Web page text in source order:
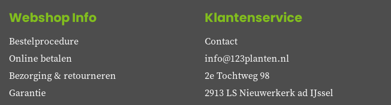
Webshop Info
Bestelprocedure
Online betalen
Bezorging & retourneren
Garantie
Klantenservice
Contact
info@123planten.nl
2e Tochtweg 98
2913 LS Nieuwerkerk ad IJssel